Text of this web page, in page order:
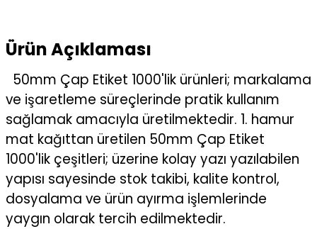
Ürün Açıklaması
50mm Çap Etiket 1000'lik ürünleri; markalama
ve işaretleme süreçlerinde pratik kullanım
sağlamak amacıyla üretilmektedir. 1. hamur
mat kağıttan üretilen 50mm Çap Etiket
1000'lik çeşitleri; üzerine kolay yazı yazılabilen
yapısı sayesinde stok takibi, kalite kontrol,
dosyalama ve ürün ayırma işlemlerinde
yaygın olarak tercih edilmektedir.